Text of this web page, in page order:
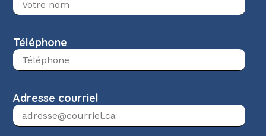
Téléphone
Adresse courriel